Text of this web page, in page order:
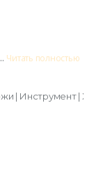
Читать полностью
| Инструмент |